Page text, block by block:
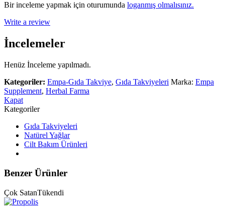
Bir inceleme yapmak için oturumunda loganmış olmalısınız.
Write a review
İncelemeler
Henüz İnceleme yapılmadı.
Kategoriler: Empa-Gıda Takviye, Gıda Takviyeleri Marka: Empa
Supplement, Herbal Farma
Kapat
Kategoriler
Gıda Takviyeleri
Natürel Yağlar
Cilt Bakım Ürünleri
Benzer Ürünler
Çok SatanTükendi